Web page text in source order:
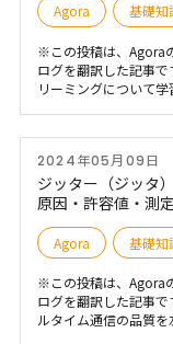
Agora 基礎知
※この投稿は、Agora
ログを翻訳した記事
リーミングについて
はいつそれが重要な
画など) のオンデマン
ある複数の関係者間
は、かなりの違いがあ
す。
2024年05月09日
ジッター（ジッタ
原因・許容値・測
Agora 基礎知
※この投稿は、Agora
ログを翻訳した記事
ルタイム通信の品質